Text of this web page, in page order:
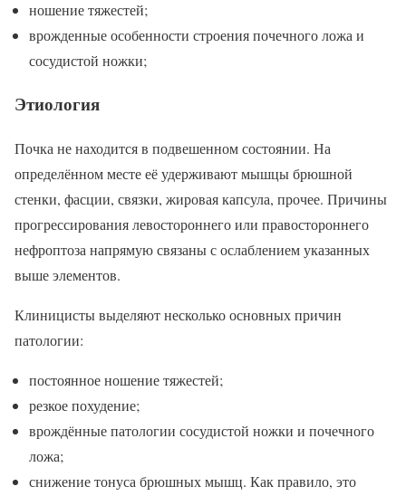
ношение тяжестей;
врожденные особенности строения почечного ложа и
сосудистой ножки;
Этиология
Почка не находится в подвешенном состоянии. На
определённом месте её удерживают мышцы брюшной
стенки, фасции, связки, жировая капсула, прочее. Причины
прогрессирования левостороннего или правостороннего
нефроптоза напрямую связаны с ослаблением указанных
выше элементов.
Клиницисты выделяют несколько основных причин
патологии:
постоянное ношение тяжестей;
резкое похудение;
врождённые патологии сосудистой ножки и почечного
ложа;
снижение тонуса брюшных мышц. Как правило, это